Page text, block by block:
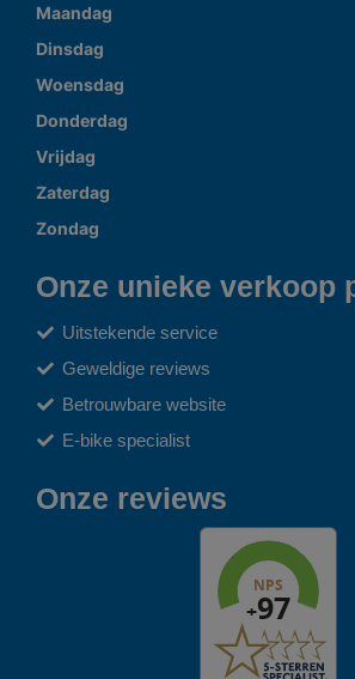
Maandag
Dinsdag
Woensdag
Donderdag
Vrijdag
Zaterdag
Zondag
Onze unieke verkoop
Uitstekende service
Geweldige reviews
Betrouwbare website
E-bike specialist
Onze reviews